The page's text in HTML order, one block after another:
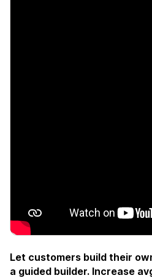
Let customers build their
a guided builder. Increase